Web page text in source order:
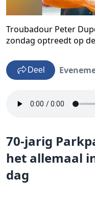
Troubadour Peter
zondag optreedt op
Deel
70-jarig
het allemaal
dag